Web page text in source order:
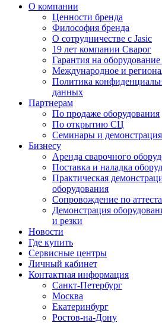
О компании
Ценности бренда
Философия бренда
О сотрудничестве с Jasic
19 лет компании Сварог
Гарантия на
Международное и
Политика
данных
Партнерам
По продаже оборудования
По открытию СЦ
Семинары и
Бизнесу
Аренда сварочного
Поставка и наладка
Практическая
оборудования
Сопровождение по
Демонстрация
и резки
Новости
Где купить
Сервисные центры
Личный кабинет
Контактная информация
Санкт-Петербург
Москва
Екатеринбург
Ростов-на-Дону